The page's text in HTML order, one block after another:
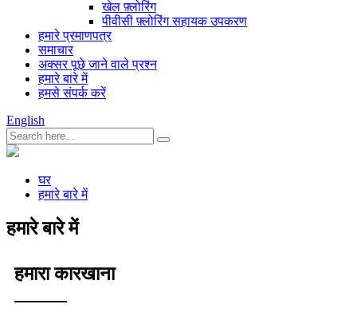
खेल फ़्लोरिंग
पीवीसी फ़्लोरिंग सहायक उपकरण
हमारे प्रमाणपत्र
समाचार
अक्सर पूछे जाने वाले प्रश्न
हमारे बारे में
हमसे संपर्क करें
English
घर
हमारे बारे में
हमारे बारे में
हमारा कारखाना